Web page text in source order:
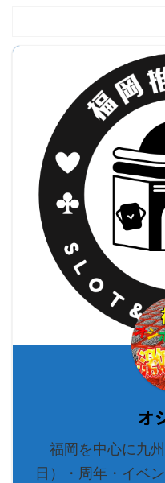
オ
福岡を中心に九
日）・周年・イベ